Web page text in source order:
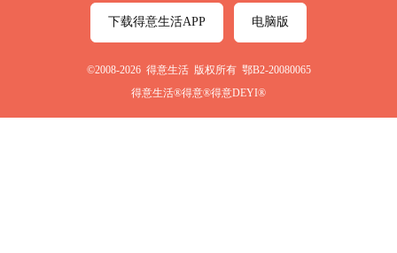
下载得意生活APP 电脑版
©2008-2026 得意生活 版权所有 鄂B2-20080065
得意生活®得意®得意DEYI®